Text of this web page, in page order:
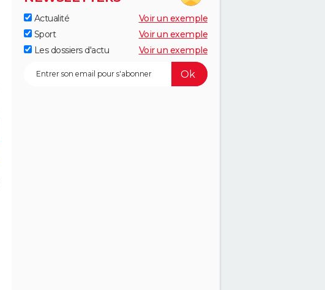
Actualité
Voir un exemple
Sport
Voir un exemple
Les dossiers d'actu
Voir un exemple